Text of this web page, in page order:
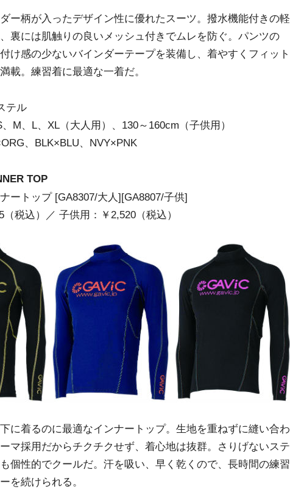
ー柄が入ったデザイン性に優れたスーツ。撥水機能付きの軽
裏には肌触りの良いメッシュ付きでムレを防ぐ。パンツの
け感の少ないバインダーテープを装備し、着やすくフィット
載。練習着に最適な一着だ。
テル
M、L、XL（大人用）、130～160cm（子供用）
、BLK×BLU、NVY×PNK
TOP
ートップ [GA8307/大人][GA8807/子供]
税込）／ 子供用：￥2,520（税込）
に着るのに最適なインナートップ。生地を重ねずに縫い合わ
マ採用だからチクチクせず、着心地は抜群。さりげないステ
個性的でクールだ。汗を吸い、早く乾くので、長時間の練習
を続けられる。